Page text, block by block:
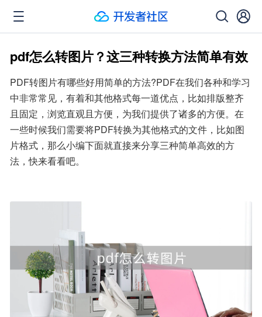
pdf怎么转图片？这三种转换方法简单有效
PDF转图片有哪些好用简单的方法?PDF在我们各种和学习
中非常常见，有着和其他格式每一道优点，比如排版整齐
且固定，浏览直观且方便，为我们提供了诸多的方便。在
一些时候我们需要将PDF转换为其他格式的文件，比如图
片格式，那么小编下面就直接来分享三种简单高效的方
法，快来看看吧。